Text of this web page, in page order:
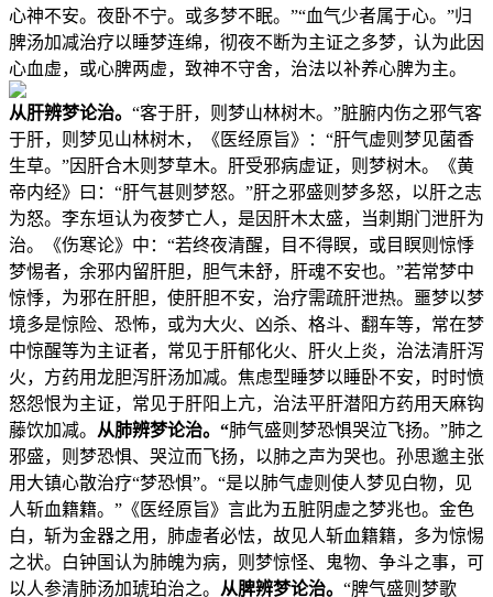
心神不安。夜卧不宁。或多梦不眠。”“血气少者属于心。”归
脾汤加减治疗以睡梦连绵，彻夜不断为主证之多梦，认为此因
心血虚，或心脾两虚，致神不守舍，治法以补养心脾为主。
从肝辨梦论治。 “客于肝，则梦山林树木。”脏腑内伤之邪气客
于肝，则梦见山林树木，《医经原旨》：“肝气虚则梦见菌香
生草。”因肝合木则梦草木。肝受邪病虚证，则梦树木。《黄
帝内经》曰：“肝气甚则梦怒。”肝之邪盛则梦多怒，以肝之志
为怒。李东垣认为夜梦亡人，是因肝木太盛，当刺期门泄肝为
治。《伤寒论》中：“若终夜清醒，目不得瞑，或目瞑则惊悸
梦惕者，余邪内留肝胆，胆气未舒，肝魂不安也。”若常梦中
惊悸，为邪在肝胆，使肝胆不安，治疗需疏肝泄热。噩梦以梦
境多是惊险、恐怖，或为大火、凶杀、格斗、翻车等，常在梦
中惊醒等为主证者，常见于肝郁化火、肝火上炎，治法清肝泻
火，方药用龙胆泻肝汤加减。焦虑型睡梦以睡卧不安，时时愤
怒怨恨为主证，常见于肝阳上亢，治法平肝潜阳方药用天麻钩
藤饮加减。 从肺辨梦论治。“肺气盛则梦恐惧哭泣飞扬。”肺之
邪盛，则梦恐惧、哭泣而飞扬，以肺之声为哭也。孙思邈主张
用大镇心散治疗“梦恐惧”。“是以肺气虚则使人梦见白物，见
人斩血籍籍。”《医经原旨》言此为五脏阴虚之梦兆也。金色
白，斩为金器之用，肺虚者必怯，故见人斩血籍籍，多为惊惕
之状。白钟国认为肺魄为病，则梦惊怪、鬼物、争斗之事，可
以人参清肺汤加琥珀治之。 从脾辨梦论治。 “脾气盛则梦歌